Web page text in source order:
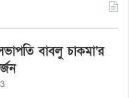
বাবলু চাকমা’র